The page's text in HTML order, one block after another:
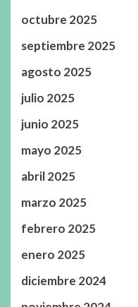
octubre 2025
septiembre 2025
agosto 2025
julio 2025
junio 2025
mayo 2025
abril 2025
marzo 2025
febrero 2025
enero 2025
diciembre 2024